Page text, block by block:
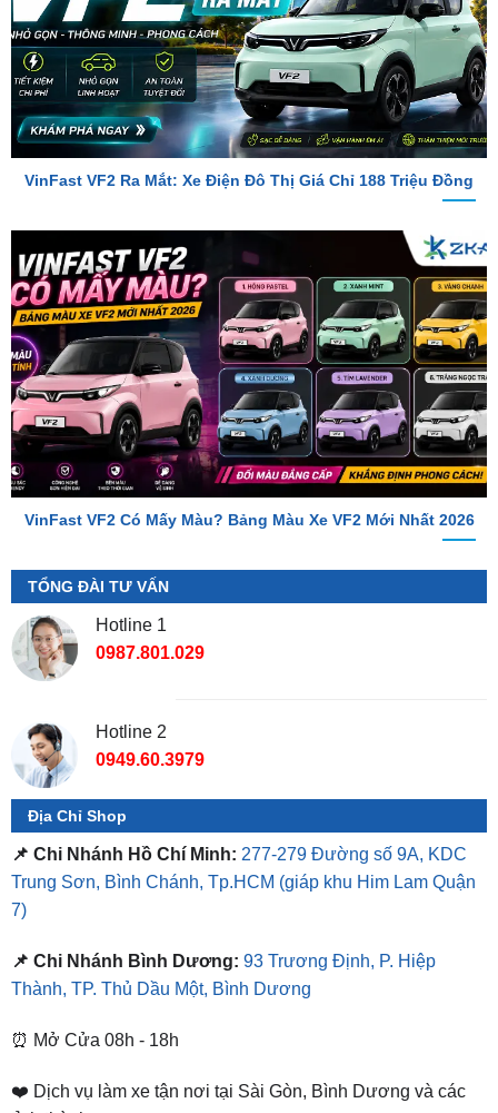
VinFast VF2 Ra Mắt: Xe Điện Đô Thị Giá Chỉ 188 Triệu Đồng
VinFast VF2 Có Mấy Màu? Bảng Màu Xe VF2 Mới Nhất 2026
TỔNG ĐÀI TƯ VẤN
Hotline 1
0987.801.029
Địa Chỉ Shop
📌 Chi Nhánh Hồ Chí Minh: 277-279 Đường số 9A, KDC
Trung Sơn, Bình Chánh, Tp.HCM
7)
📌 Chi Nhánh Bình Dương:
⏰ Mở Cửa 08h - 18h
❤️ Dịch vụ làm xe tận nơi tại Sài Gòn, Bình Dương và các